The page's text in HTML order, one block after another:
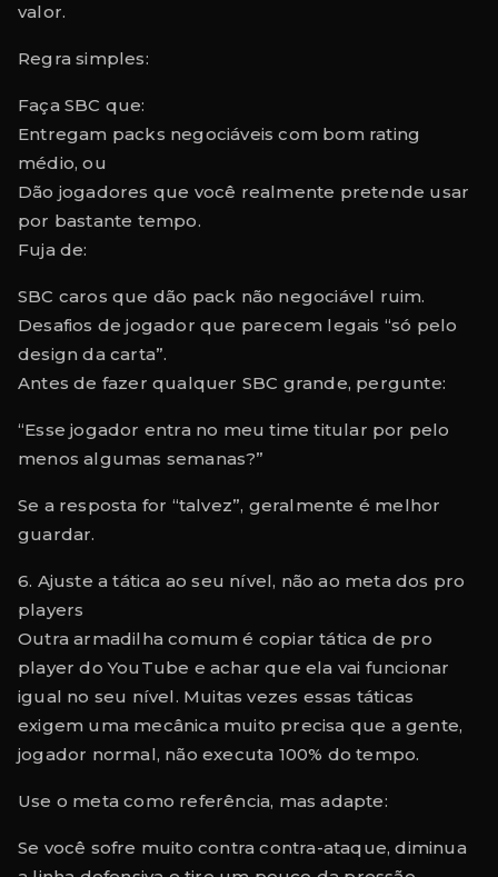
valor.
Regra simples:
Faça SBC que:
Entregam packs negociáveis com bom rating
médio, ou
Dão jogadores que você realmente pretende usar
por bastante tempo.
Fuja de:
SBC caros que dão pack não negociável ruim.
Desafios de jogador que parecem legais “só pelo
design da carta”.
Antes de fazer qualquer SBC grande, pergunte:
“Esse jogador entra no meu time titular por pelo
menos algumas semanas?”
Se a resposta for “talvez”, geralmente é melhor
guardar.
6. Ajuste a tática ao seu nível, não ao meta dos pro
players
Outra armadilha comum é copiar tática de pro
player do YouTube e achar que ela vai funcionar
igual no seu nível. Muitas vezes essas táticas
exigem uma mecânica muito precisa que a gente,
jogador normal, não executa 100% do tempo.
Use o meta como referência, mas adapte:
Se você sofre muito contra contra-ataque, diminua